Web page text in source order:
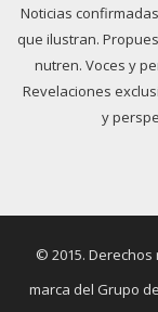
Noticias
que ilustran.
nutren. Voces y
Revelaciones
y
© 2015.
marca del Grupo de